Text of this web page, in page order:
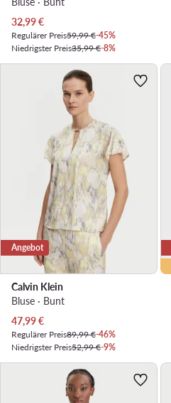
Aktueller Preis
32,99€
Regulärer Preis59,99 €-45%
Niedrigster Preis35,99 €-8%
Angebot
Calvin Klein
Bluse · Bunt
Aktueller Preis
47,99€
Regulärer Preis89,99 €-46%
Niedrigster Preis52,99 €-9%